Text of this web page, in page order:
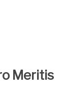
Meritis